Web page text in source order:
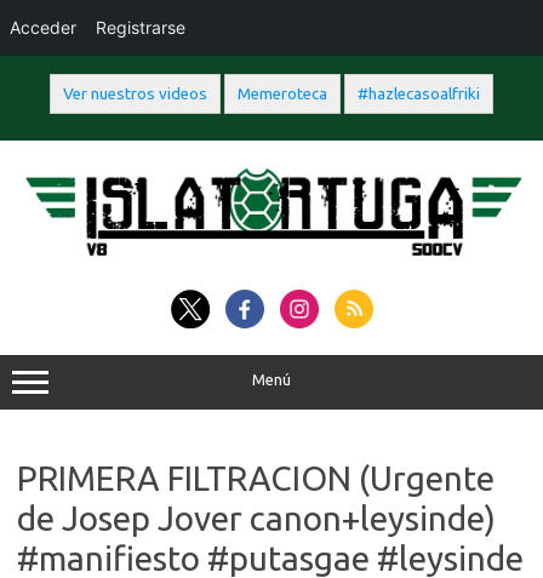
Ver nuestros videos Memeroteca #hazlecasoalfriki
contenido
Menú
PRIMERA FILTRACION (Urgente
de Josep Jover canon+leysinde)
#manifiesto #putasgae #leysinde
Acceder Registrarse